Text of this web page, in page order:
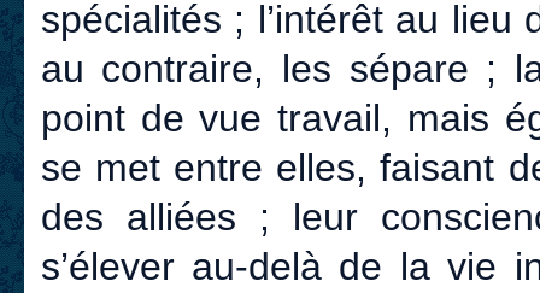
spécialités ; l’intérêt au
au contraire, les sépare ;
point de vue travail, mais
se met entre elles, faisant
des alliées ; leur
s’élever au-delà de la vie